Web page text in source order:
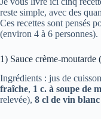
reste simple, avec des
Ces recettes sont pensés
(environ 4 à 6 personnes).
1) Sauce crème-moutarde
Ingrédients : jus de
fraîche, 1 c. à soupe de
relevée), 8 cl de vin